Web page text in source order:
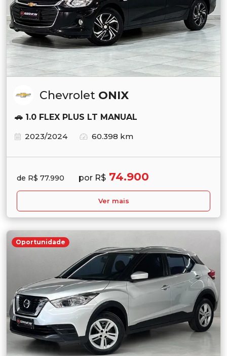
Chevrolet ONIX
🚗 1.0 FLEX PLUS LT MANUAL
2023/2024
60.398 km
de R$ 77.990 por R$ 74.900
Ver mais
Oportunidade